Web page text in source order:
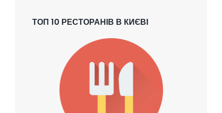
ТОП 10 РЕСТОРАНІВ В КИЄВІ